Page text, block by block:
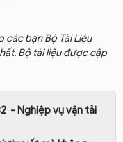
bạn Bộ Tài Liệu
Bộ tài liệu được cập
- Nghiệp vụ vận tải